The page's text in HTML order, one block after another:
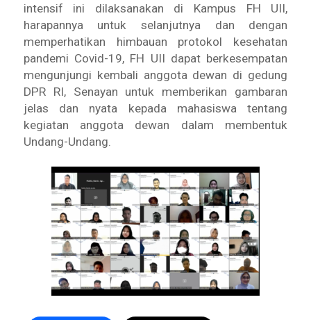
intensif ini dilaksanakan di Kampus FH UII,
harapannya untuk selanjutnya dan dengan
memperhatikan himbauan protokol kesehatan
pandemi Covid-19, FH UII dapat berkesempatan
mengunjungi kembali anggota dewan di gedung
DPR RI, Senayan untuk memberikan gambaran
jelas dan nyata kepada mahasiswa tentang
kegiatan anggota dewan dalam membentuk
Undang-Undang.